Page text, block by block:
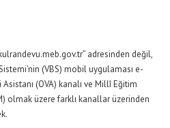
” adresinden değil,
(VBS) mobil uygulaması e-
(OVA) kanalı ve Millî Eğitim
olmak üzere farklı kanallar üzerinden